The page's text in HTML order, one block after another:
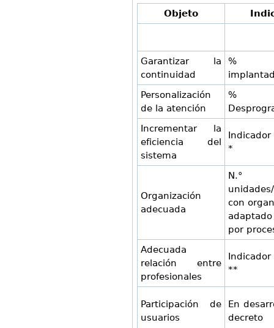
Objeto
Garantizar la
continuidad
%
Personalización
de la atención
%
Incrementar la
eficiencia del
sistema
*
Organización
adecuada
N.°
con
por
Adecuada
relación entre
profesionales
**
Participación de
usuarios
En
decreto